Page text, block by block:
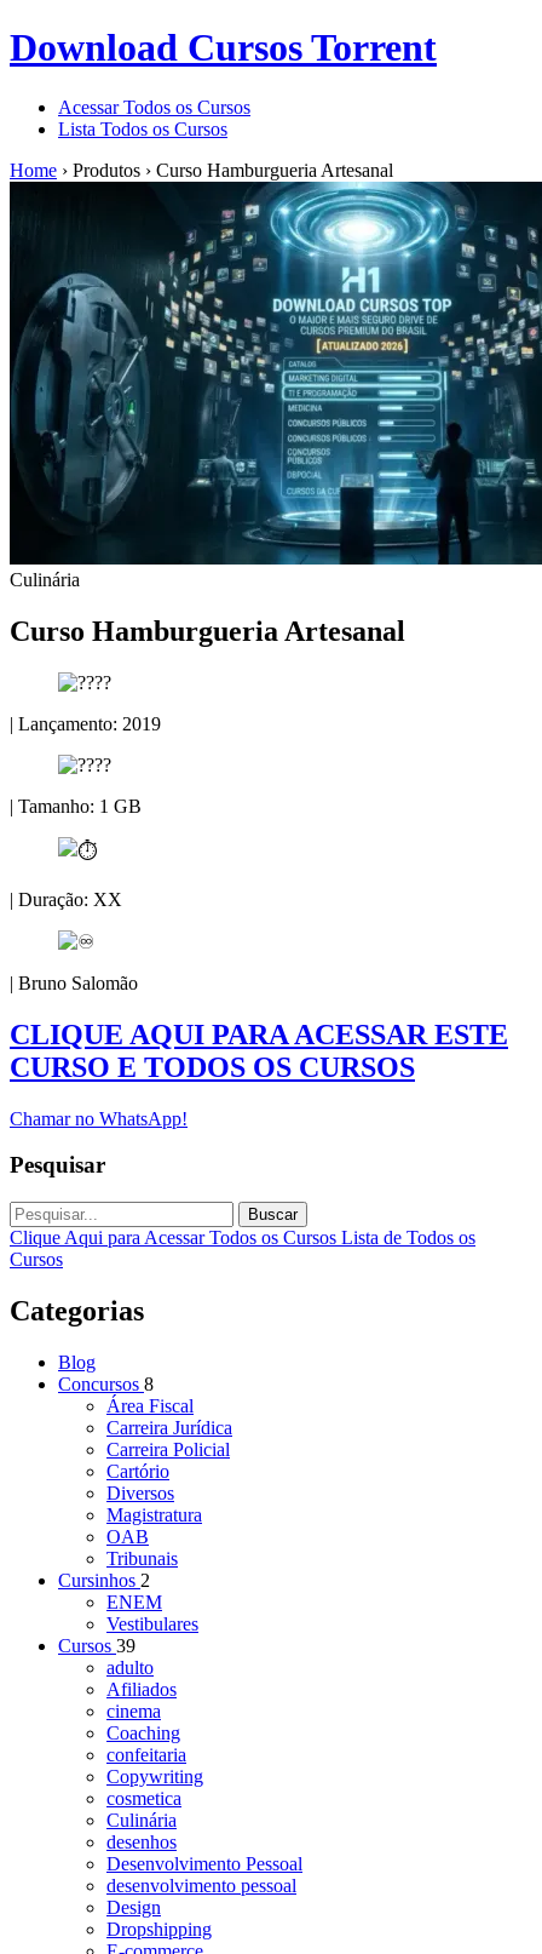
Download Cursos Torrent
Acessar Todos os Cursos
Lista Todos os Cursos
Home › Produtos › Curso Hamburgueria Artesanal
Culinária
Curso Hamburgueria Artesanal
| Lançamento: 2019
| Tamanho: 1 GB
| Duração: XX
| Bruno Salomão
CLIQUE AQUI PARA ACESSAR ESTE
CURSO E TODOS OS CURSOS
Chamar no WhatsApp!
Pesquisar
Buscar
Clique Aqui para Acessar Todos os Cursos Lista de Todos os
Cursos
Categorias
Blog
Concursos 8
Área Fiscal
Carreira Jurídica
Carreira Policial
Cartório
Diversos
Magistratura
OAB
Tribunais
Cursinhos 2
ENEM
Vestibulares
Cursos 39
adulto
Afiliados
cinema
Coaching
confeitaria
Copywriting
cosmetica
Culinária
desenhos
Desenvolvimento Pessoal
desenvolvimento pessoal
Design
Dropshipping